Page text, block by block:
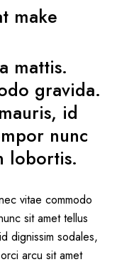
make
mattis.
gravida.
id
nunc
lobortis.
vitae commodo
sit amet tellus
dignissim sodales,
arcu sit amet